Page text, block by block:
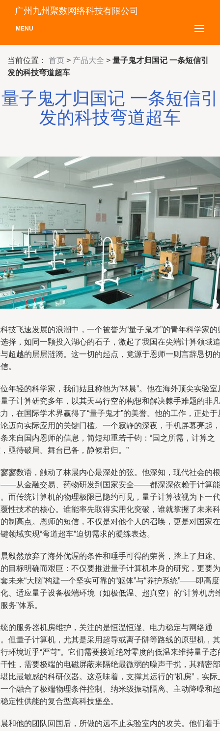
广州九州聚数网络科技有限公司
MENU
当前位置： 首页 > 产品大全 > 量子鬼才归国记 一条短信引
发的科技弯道超车
量子鬼才归国记 一条短信引
发的科技弯道超车
技飞速发展的浪潮中，一个被誉为“量子鬼才”的青年科学家的
择，如同一颗投入湖心的石子，激起了我国在尖端计算领域追
超越的层层涟漪。这一切的起点，竟源于恩师一则言辞恳切的
。
年轻的科学家，我们姑且称他为“林晨”。他在海外顶尖实验室
子计算研究多年，以其天马行空的构想和解决棘手难题的非凡
，在国际学术界赢得了“量子鬼才”的美誉。他的工作，正处于
迈向实际应用的关键门槛。一个寂静的深夜，手机屏幕亮起，
来自国内恩师的信息，简短却重若千钧：“国之所需，计算之
亟待破局。舞台已备，静候君归。”
寥数语，触动了林晨内心最深处的弦。他深知，现代社会的根
从金融交易、药物研发到国家安全——都深深依赖于计算能
而传统计算机的物理极限已隐约可见，量子计算被视为下一代
性技术的核心。谁能率先取得实用化突破，谁就掌握了未来科
制高点。恩师的短信，不仅是对他个人的召唤，更是对国家在
领域实现“弯道超车”迫切需求的凝练表达。
毅然放弃了海外优渥的条件和唾手可得的荣誉，踏上了归途。
目标明确而艰巨：不仅要推进量子计算机本身的研究，更要为
未来“大脑”构建一个坚实可靠的“躯体”与“养护系统”——即高
、适应量子设备极端环境（如极低温、超真空）的“计算机房
务”体系。
的服务器机房维护，关注的是恒温恒湿、电力稳定与网络通
但量子计算机，尤其是采用超导或离子阱等路线的原型机，其
环境近乎“严苛”。它们需要接近绝对零度的低温来维持量子态
性，需要极端的电磁屏蔽来隔绝最微弱的噪声干扰，其精密部
比最敏感的科研仪器。这意味着，支撑其运行的“机房”，实际
个融合了极端物理条件控制、纳米级振动隔离、主动降噪和超
定性供能的复合型高科技堡垒。
和他的团队回国后，所做的远不止实验室内的攻关。他们着手